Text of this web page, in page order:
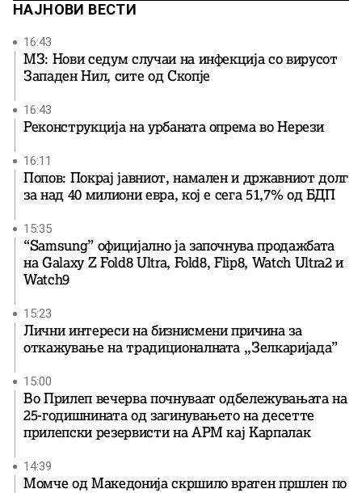
НАЈНОВИ ВЕСТИ
16:43
МЗ: Нови седум случаи на инфекција со вирусот
Западен Нил, сите од Скопје
16:43
Реконструкција на урбаната опрема во Нерези
16:11
Попов: Покрај јавниот, намален и државниот долг
за над 40 милиони евра, кој e сега 51,7% од БДП
15:35
“Samsung” официјално ја започнува продажбата
на Galaxy Z Fold8 Ultra, Fold8, Flip8, Watch Ultra2 и
Watch9
15:23
Лични интереси на бизнисмени причина за
откажување на традиционалната ,,Зелкаријада”
15:00
Во Прилеп вечерва почнуваат одбележувањата на
25-годишнината од загинувањето на десетте
прилепски резервисти на АРМ кај Карпалак
14:39
Момче од Македонија скршило вратен пршлен по